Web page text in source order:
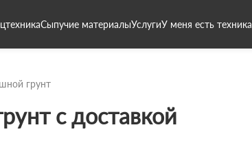
Сыпучие материалыУслугиУ меня есть техника
грунт
с доставкой